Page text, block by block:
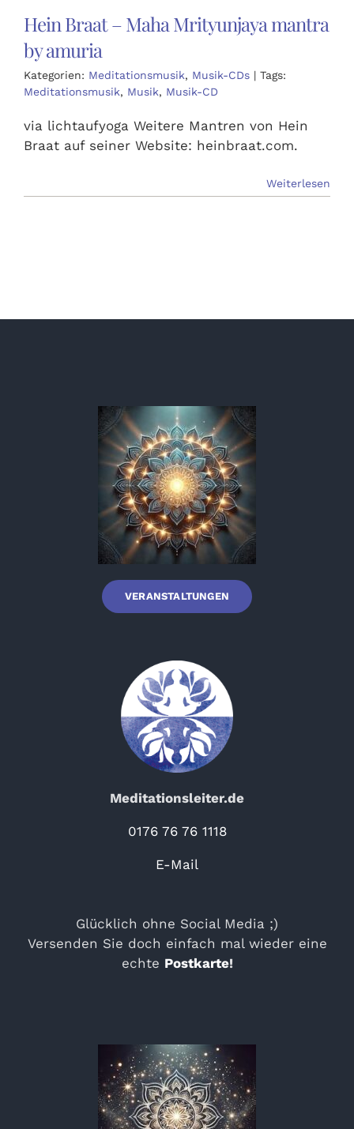
Hein Braat – Maha Mrityunjaya mantra
by amuria
Kategorien: Meditationsmusik, Musik-CDs | Tags:
Meditationsmusik, Musik, Musik-CD
via lichtaufyoga Weitere Mantren von Hein
Braat auf seiner Website: heinbraat.com.
Weiterlesen
VERANSTALTUNGEN
Meditationsleiter.de
0176 76 76 1118
E-Mail
Glücklich ohne Social Media ;)
Versenden Sie doch einfach mal wieder eine
echte Postkarte!